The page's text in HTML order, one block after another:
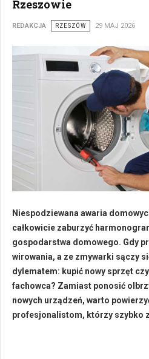
Rzeszowie
REDAKCJA RZESZÓW 29 MAJ 2026
Niespodziewana awaria
całkowicie zaburzyć
gospodarstwa domowego. Gdy
wirowania, a ze zmywarki sączy
dylematem: kupić nowy sprzęt
fachowca? Zamiast ponosić
nowych urządzeń, warto
profesjonalistom, którzy szybko